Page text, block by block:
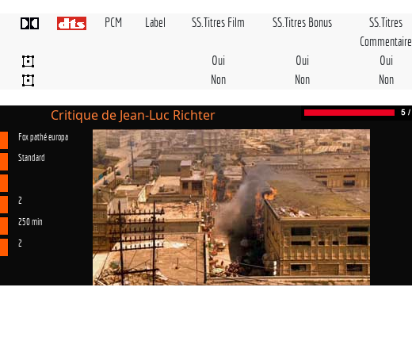
PCM Label SS.Titres Film SS.Titres Bonus
SS.Titres
Commentaire
Oui Oui
Oui
Non Non Non
Critique de Jean-Luc Richter
Fox pathé europa
Standard
2
250 min
2